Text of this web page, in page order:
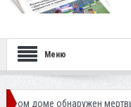
Меню
обнаружен мертвый ребенок